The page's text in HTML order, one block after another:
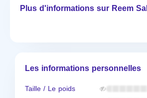
Plus d'informations sur Reem
Les informations personnelles
Taille / Le poids